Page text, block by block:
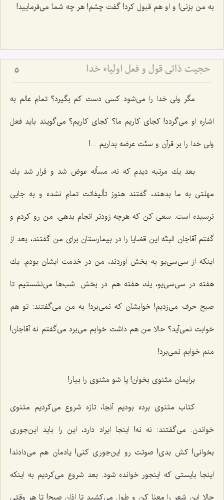
به من بزنی! و او هم قبول كرد! گفت چشم! هر چه شما می‌فرمایید!
حجیت ذاتی قول و فعل اولیاء خدا 5
مگر ولی خدا را می‌شود كسی دست كم بگیرد؟ تمام عالم به
اشاره او می‌گردد! كجای كاریم ما؟ كجای كاریم؟ می‌گویند باید فعل
ولی خدا را بر قرآن و سنّت عرضه بداریم ...!
بعد یك مرتبه دیدم كه نه، مسأله عوض شد و قرار شد یك
مهلتی به ما بدهند، گفتند هنوز تألیفاتت تمام نشده و به جایی
نرسیده است. سعی كن كه هرچه زودتر انجام بدهی. من رو كردم و
گفتم آقاجان البتّه این قضایا را در بیمارستان برای من گفتند، بعد از
اینكه از سی‌سی‌یو به بخش آوردند، من در خدمت ایشان بودم. یك
هفته در سی‌سی‌یو، یك هفته هم در بخش. شب‌ها می‌نشستیم تا
صبح حرف می‌زدیم! خوابشان كه نمی‌برد! به من می‌گفتند: تو هم
خوابت نمی‌آید؟ حالا من هم داشت خوابم می‌برد می‌گفتم نه آقاجان!
منم خوابم نمی‌برد!
برایمان مثنوی بخوان! پا شو مثنوی را بیار!
كتاب مثنوی برده بودیم آنجا، تازه شروع می‌كردیم مثنوی
خواندن. می‌گفتند: نه نه! اینجا ایراد دارد، این را باید این‌جوری
بخوانی! كش بدی! صوتت رو این‌جوری كنی! یادمان هم می‌دادند!
اینجا بایستی كه اینجور خوانده شود. بعد شروع می‌كردیم به اینكه
حالا این شعر را معنا كن و طول می‌كشید تا اذان صبح! تا هر وقتی